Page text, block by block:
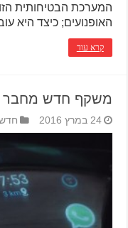
האופנועים; כיצד היא
קרא עוד
משקף חדש מחבר
24 במרץ 2016